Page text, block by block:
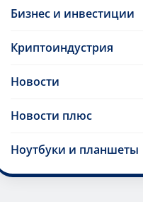
Бизнес и инвестиции
Криптоиндустрия
Новости
Новости плюс
Ноутбуки и планшеты